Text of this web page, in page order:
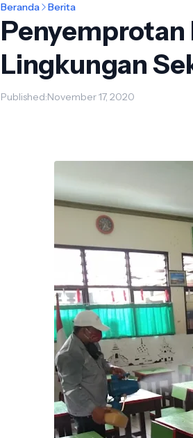
Beranda Berita
Lingkungan
Published:November 17, 2020